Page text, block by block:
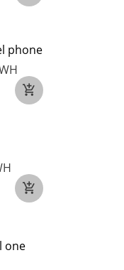
phone
one